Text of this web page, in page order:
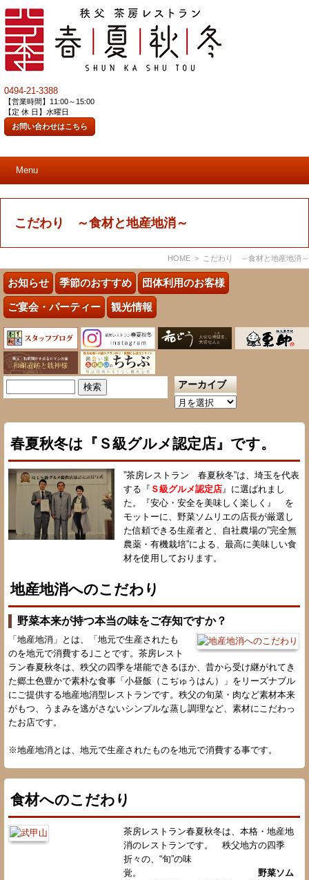
0494-21-3388
【営業時間】11:00～15:00
【定 休 日】水曜日
お問い合わせはこちら
Menu
こだわり ～食材と地産地消～
HOME > こだわり ～食材と地産地消～
お知らせ 季節のおすすめ 団体利用のお客様
ご宴会・パーティー 観光情報
索:
アーカイブ
ア
イ
春夏秋冬は『Ｓ級グルメ認定店』です。
”茶房レストラン 春夏秋冬”は、埼玉を代表
する『 Ｓ級グルメ認定店』に選ばれまし
た。『安心・安全を美味しく楽しく』 を
モットーに、野菜ソムリエの店長が厳選し
た信頼できる生産者と、自社農場の”完全無
農薬・有機栽培”による、最高に美味しい食
材を使用しております。
地産地消へのこだわり
野菜本来が持つ本当の味をご存知ですか？
「地産地消」とは、「地元で生産されたも
のを地元で消費する｣ことです。茶房レスト
ラン春夏秋冬は、秩父の四季を堪能できるほか、昔から受け継がれてき
た郷土色豊かで素朴な食事「小昼飯（こぢゅうはん）」をリーズナブル
にご提供する地産地消型レストランです。秩父の旬菜・肉など素材本来
がもつ、うまみを逃がさないシンプルな蒸し調理など、素材にこだわっ
たお店です。
※地産地消とは、地元で生産されたものを地元で消費する事です。
食材へのこだわり
茶房レストラン春夏秋冬は、本格・地産地
消のレストランです。 秩父地方の四季
折々の、“旬”の味
覚。 野菜ソム